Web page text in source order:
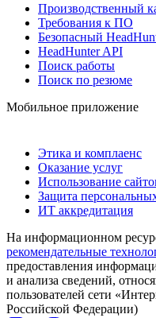
Производственный
Требования к ПО
Безопасный
HeadHunter API
Поиск работы
Поиск по резюме
Мобильное приложение
Этика и комплаенс
Оказание услуг
Использование
Защита
ИТ аккредитация
На информационном
рекомендательные
предоставления
и анализа сведений,
пользователей сети
Российской Федерации)